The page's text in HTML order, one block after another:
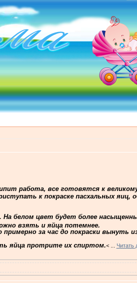
работа, все готовятся к
к покраске пасхальных яиц,
На белом цвет будет более
взять и яйца потемнее.
за час до покраски вынуть
яйца протрите их спиртом.< Читать